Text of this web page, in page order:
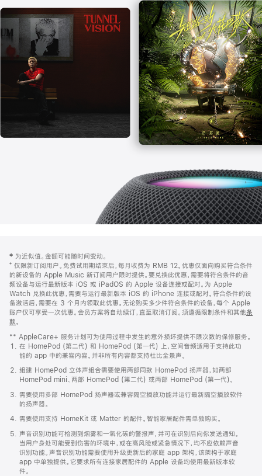
口
中
打
开)
页
页
脚
注
‡ 为近似值。金额可能随时间变动。
⁺ 仅限新订阅用户。免费试用期结束后，每月收费为 RMB 12。优惠仅面向购买符合条件
的新设备的 Apple Music 新订阅用户限时提供。要兑换此优惠，需要将符合条件的音
频设备与运行最新版本 iOS 或 iPadOS 的 Apple 设备连接或配对。为 Apple
Watch 兑换此优惠，需要与运行最新版本 iOS 的 iPhone 连接或配对。符合条件的设
备激活后，需要在 3 个月内领取此优惠。无论购买多少件符合条件的设备，每个 Apple
账户仅可享受一次优惠。会员方案将自动续订，直至取消订阅。须遵循限制条件和其他条
款。
窗
口
中
打
开)
** AppleCare+ 服务计划可为使用过程中发生的意外损坏提供不限次数的保修服务。
在 HomePod (第二代) 和 HomePod (第一代) 上，空间音频适用于支持此功
能的 app 中的兼容内容。并非所有内容都支持杜比全景声。
组建 HomePod 立体声组合需要使用两部同款 HomePod 扬声器，如两部
HomePod mini、两部 HomePod (第二代) 或两部 HomePod (第一代)。
需要使用多部 HomePod 扬声器或兼容隔空播放功能并运行最新隔空播放软件
的扬声器。
需要使用支持 HomeKit 或 Matter 的配件。智能家居配件需单独购买。
声音识别功能可检测到烟雾和一氧化碳的警报声，并可在识别后向你发送通知。
当用户身处可能受到伤害的环境中，或在高风险或紧急情况下，均不应依赖声音
识别功能。声音识别功能需要使用升级更新后的家庭 app 架构，该架构于家庭
app 中单独提供。它要求所有连接家居配件的 Apple 设备均使用最新版本软
件。